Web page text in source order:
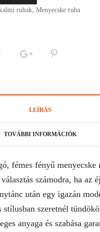
ruhak Menyecske ruha
LEÍRÁS
TOVÁBBI INFORMÁCIÓK
fémes fényű menyecske
számodra, ha az
után egy igazán
stílusban szeretnél
anyaga és szabása